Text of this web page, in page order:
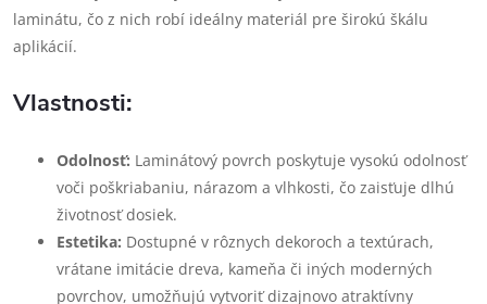
laminátu, čo z nich robí ideálny materiál pre širokú škálu
aplikácií.
Vlastnosti:
Odolnosť: Laminátový povrch poskytuje vysokú odolnosť
voči poškriabaniu, nárazom a vlhkosti, čo zaisťuje dlhú
životnosť dosiek.
Estetika: Dostupné v rôznych dekoroch a textúrach,
vrátane imitácie dreva, kameňa či iných moderných
povrchov, umožňujú vytvoriť dizajnovo atraktívny